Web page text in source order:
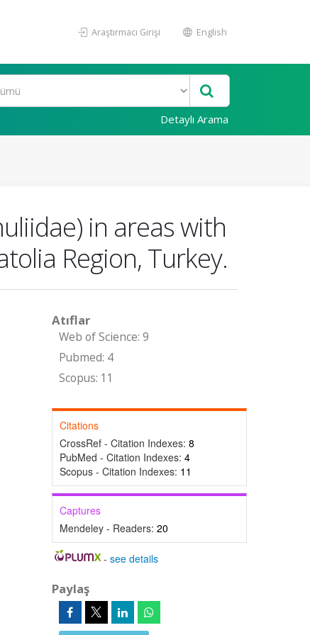
Araştırmacı Girişi English
Detaylı Arama
in areas with
Region, Turkey.
Atıflar
Web of Science: 9
Pubmed: 4
Scopus: 11
Citations
CrossRef - Citation Indexes: 8
PubMed - Citation Indexes: 4
Scopus - Citation Indexes: 11
Captures
Mendeley - Readers: 20
-see details
Paylaş